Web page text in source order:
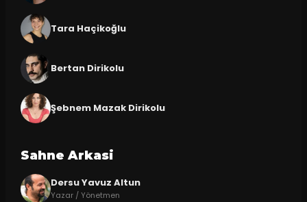
Tara Haçikoğlu
Bertan Dirikolu
Şebnem Mazak Dirikolu
Sahne Arkasi
Dersu Yavuz Altun
Yazar / Yönetmen